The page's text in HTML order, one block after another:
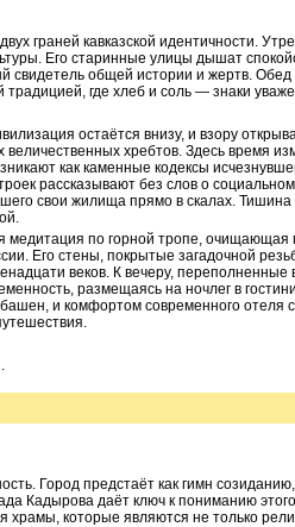
граней кавказской идентичности.
Его старинные улицы дышат
свидетель общей истории и жертв. Обед
традицией, где хлеб и соль — знаки
остаётся внизу, и взору
хребтов. Здесь время
как каменные кодексы
рассказывают без слов о
свои жилища прямо в скалах. Тишина
медитация по горной тропе, очищающая
Его стены, покрытые загадочной
веков. К вечеру, переполненные
размещаясь на ночлег в
и комфортом современного отеля
Город предстаёт как гимн
Кадырова даёт ключ к пониманию
храмы, которые являются не только